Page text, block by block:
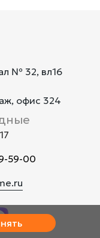
№ 32, вл16
офис 324
59-00